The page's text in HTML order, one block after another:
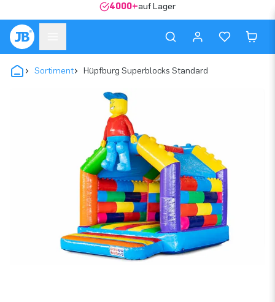
4000+auf Lager
Sortiment Hüpfburg Superblocks Standard